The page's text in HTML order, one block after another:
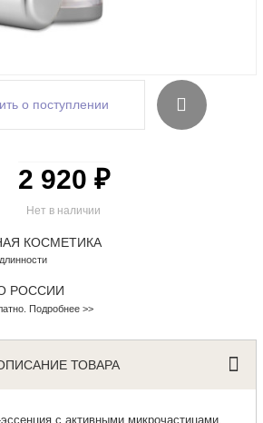
о поступлении
Нет в наличии
2 920 ₽
КОСМЕТИКА
РОССИИ
Подробнее >>
ТОВАРА
с активными микрочастицами.